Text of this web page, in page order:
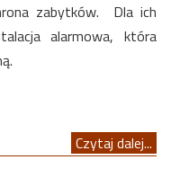
zabytków. Dla ich
alarmowa, która
Czytaj dalej...